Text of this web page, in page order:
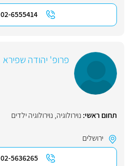
02-6555414
פרופ' יהודה שפירא
תחום ראשי: נוירולוגיה, נוירולוגיה ילדים
ירושלים
02-5636265